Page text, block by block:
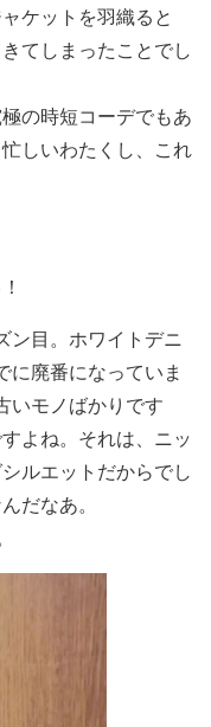
ケットを羽織ると
てしまったことでし
の時短コーデでもあ
しいわたくし、これ
ン目。ホワイトデニ
に廃番になっていま
いモノばかりです
よね。それは、ニッ
ルエットだからでし
だなあ。